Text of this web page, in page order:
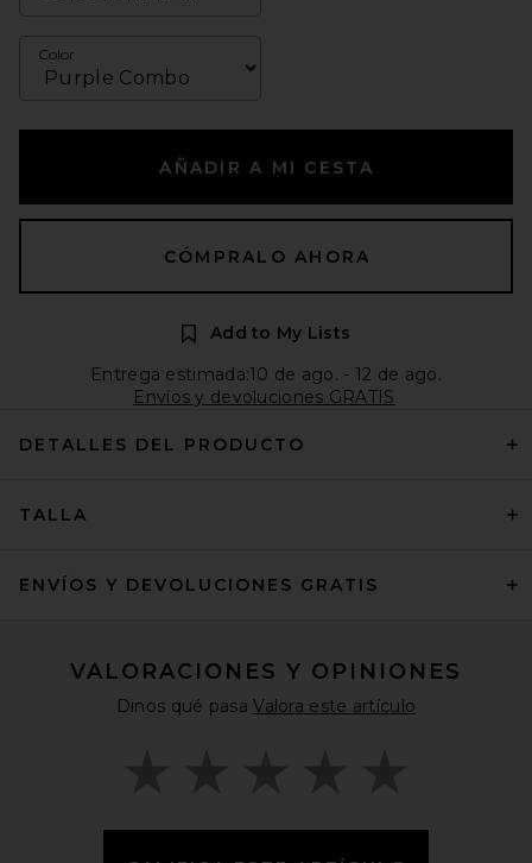
Color
AÑADIR A MI CESTA
CÓMPRALO AHORA
Add to My Lists
Entrega estimada:10 de ago. - 12 de ago.
Envíos y devoluciones GRATIS
DETALLES DEL PRODUCTO
TALLA
ENVÍOS Y DEVOLUCIONES GRATIS
VALORACIONES Y OPINIONES
Dinos qué pasaValora este artículo